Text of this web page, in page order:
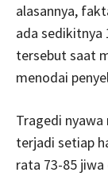
alasannya,
ada sedikitnya
tersebut saat
menodai
Tragedi
terjadi setiap
rata 73-85